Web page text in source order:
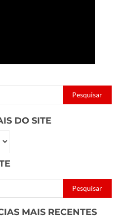
DO SITE
MAIS RECENTES